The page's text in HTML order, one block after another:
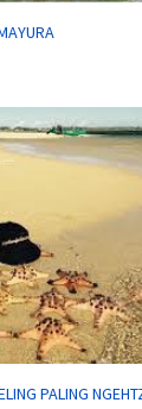
PALING